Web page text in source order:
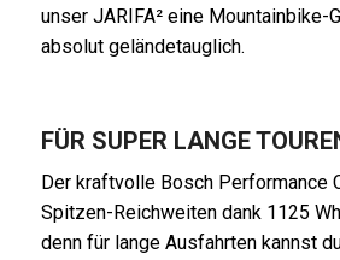
unser JARIFA² eine Mountainbike-
absolut geländetauglich.
FÜR SUPER LANGE
Der kraftvolle Bosch Performance
Spitzen-Reichweiten dank 1125
denn für lange Ausfahrten kannst